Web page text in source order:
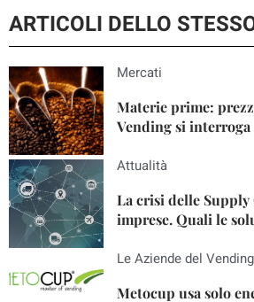
ARTICOLI DELLO
Mercati
Materie prime:
Vending si interroga
Attualità
La crisi delle Supply
imprese. Quali le
Le Aziende del Vending
Metocup usa solo